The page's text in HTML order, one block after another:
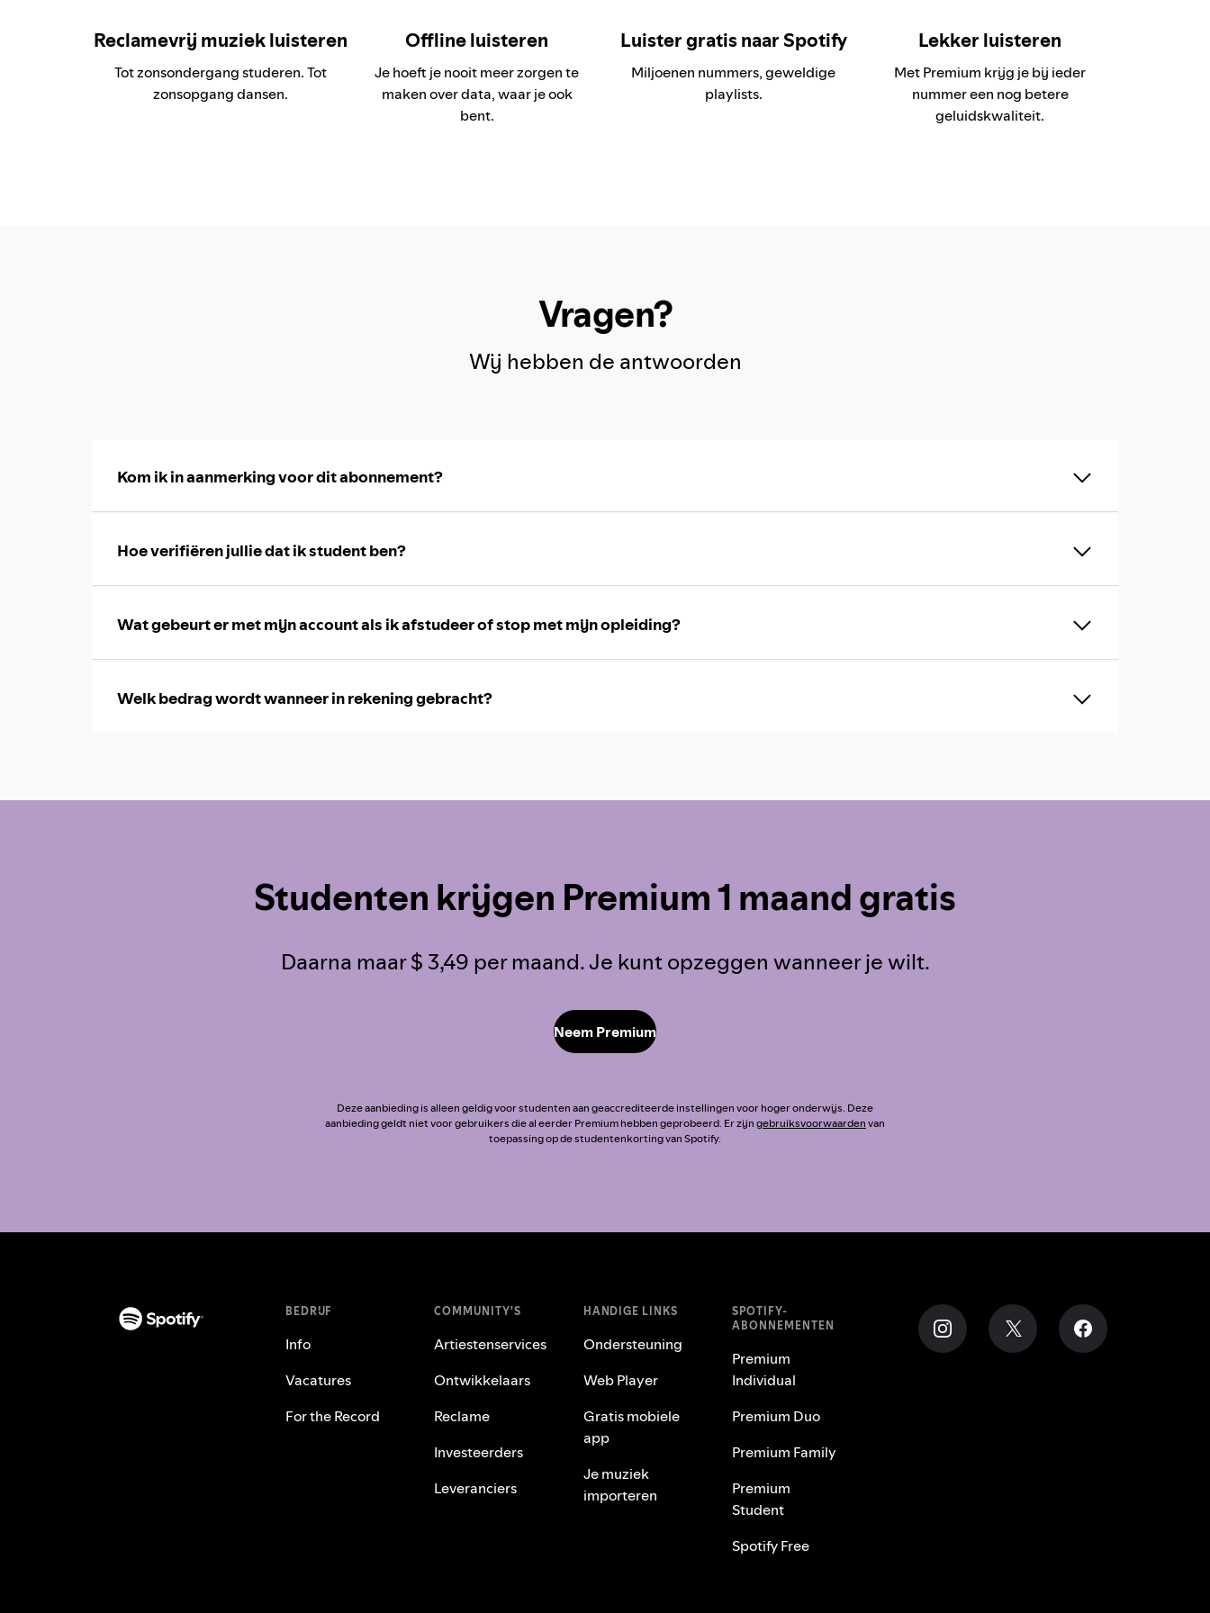
Reclamevrij muziek luisteren
Tot zonsondergang studeren. Tot
zonsopgang dansen.
Offline luisteren
Je hoeft je nooit meer zorgen te
maken over data, waar je ook
bent.
Luister gratis naar Spotify
Miljoenen nummers, geweldige
playlists.
Lekker luisteren
Met Premium krijg je bij ieder
nummer een nog betere
geluidskwaliteit.
Vragen?
Wij hebben de antwoorden
Kom ik in aanmerking voor dit abonnement?
Hoe verifiëren jullie dat ik student ben?
Wat gebeurt er met mijn account als ik afstudeer of stop met mijn opleiding?
Welk bedrag wordt wanneer in rekening gebracht?
Studenten krijgen Premium 1 maand gratis
Daarna maar $ 3,49 per maand. Je kunt opzeggen wanneer je wilt.
Neem Premium
Deze aanbieding is alleen geldig voor studenten aan geaccrediteerde instellingen voor hoger onderwijs. Deze
aanbieding geldt niet voor gebruikers die al eerder Premium hebben geprobeerd. Er zijngebruiksvoorwaardenvan
toepassing op de studentenkorting van Spotify.
BEDRIJF
Info
Vacatures
For the Record
COMMUNITY'S
Artiestenservices
Ontwikkelaars
Reclame
Investeerders
Leveranciers
HANDIGE LINKS
Ondersteuning
Web Player
Gratis mobiele
app
Je muziek
importeren
SPOTIFY-
ABONNEMENTEN
Premium
Individual
Premium Duo
Premium Family
Premium
Student
Spotify Free